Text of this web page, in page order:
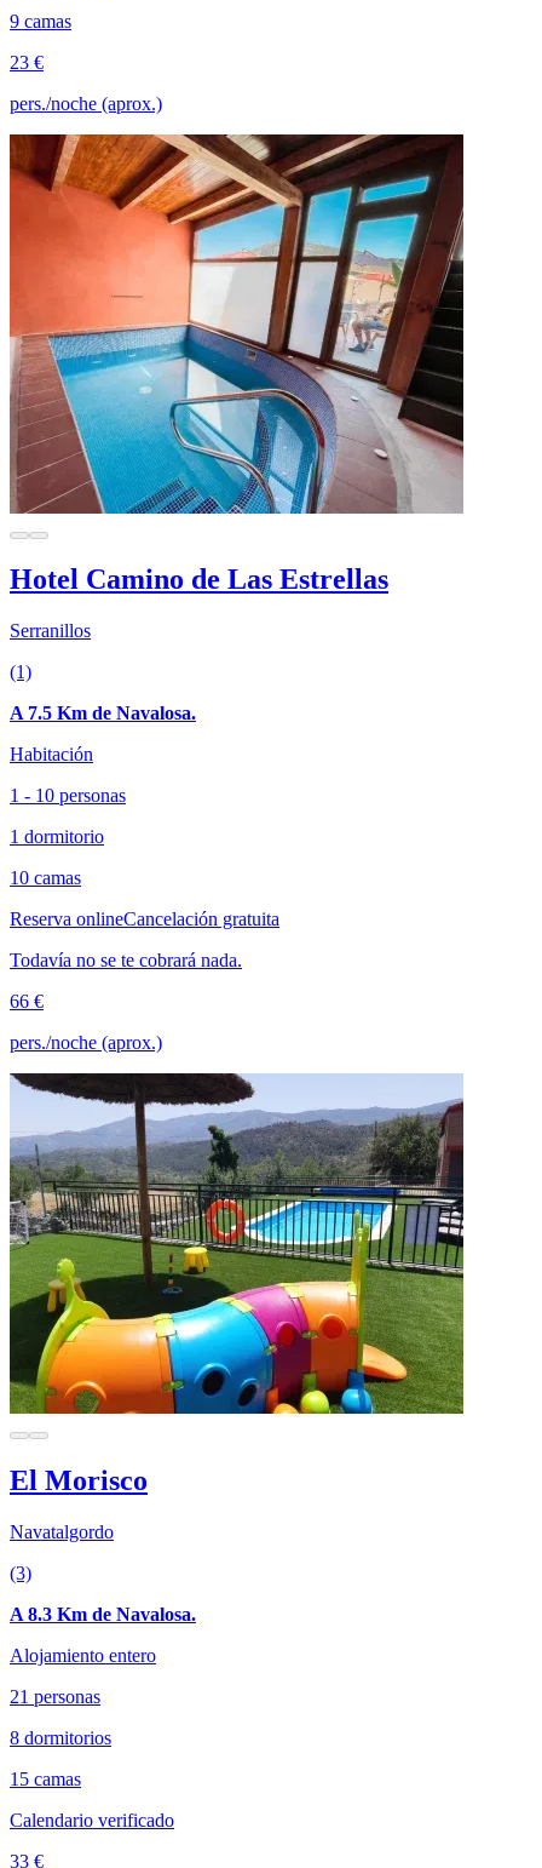
9 camas
23 €
pers./noche (aprox.)
Hotel Camino de Las Estrellas
Serranillos
(1)
A 7.5 Km de Navalosa.
Habitación
1 - 10 personas
1 dormitorio
10 camas
Reserva onlineCancelación gratuita
Todavía no se te cobrará nada.
66 €
pers./noche (aprox.)
El Morisco
Navatalgordo
(3)
A 8.3 Km de Navalosa.
Alojamiento entero
21 personas
8 dormitorios
15 camas
Calendario verificado
33 €